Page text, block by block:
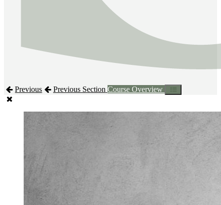
Previous Previous Section Course Overview